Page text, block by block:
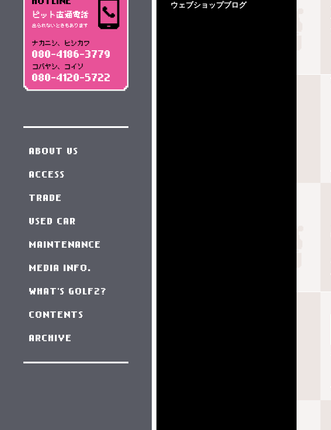
ウェブショップブログ
ピット直通電話
出られないときもあります
ナカニシ、ヒシカワ
080-4186-3779
コバヤシ、コイソ
080-4120-5722
ABOUT US
ACCESS
TRADE
USED CAR
MAINTENANCE
MEDIA INFO.
WHAT'S GOLF2?
CONTENTS
ARCHIVE